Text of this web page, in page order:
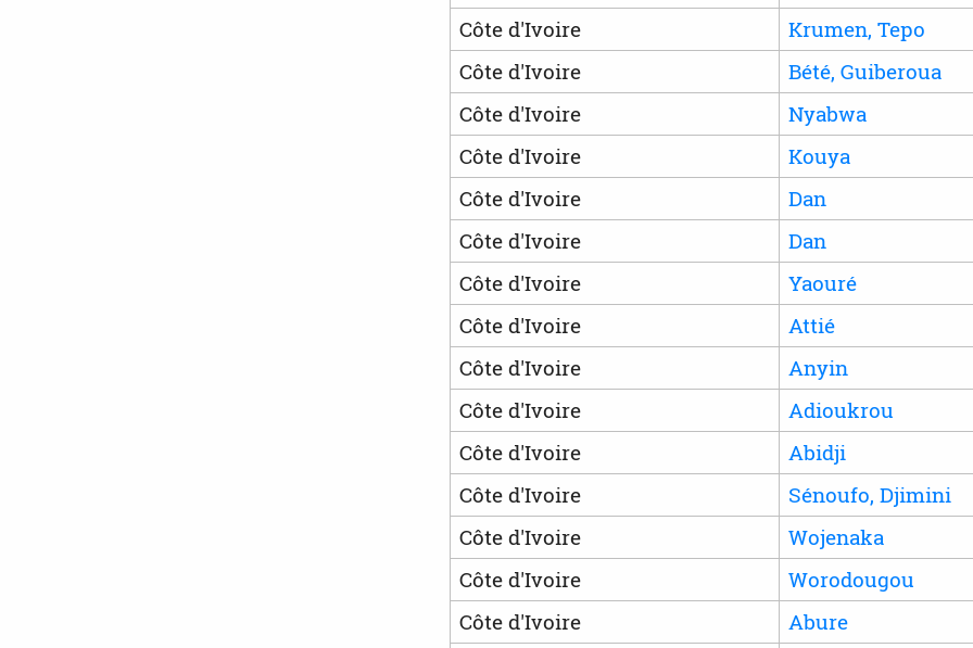
Côte d'Ivoire
Krumen, Tepo
Côte d'Ivoire
Bété, Guiberoua
Côte d'Ivoire
Nyabwa
Côte d'Ivoire
Kouya
Côte d'Ivoire
Dan
Côte d'Ivoire
Dan
Côte d'Ivoire
Yaouré
Côte d'Ivoire
Attié
Côte d'Ivoire
Anyin
Côte d'Ivoire
Adioukrou
Côte d'Ivoire
Abidji
Côte d'Ivoire
Sénoufo, Djimini
Côte d'Ivoire
Wojenaka
Côte d'Ivoire
Worodougou
Côte d'Ivoire
Abure